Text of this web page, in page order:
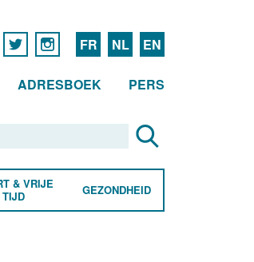
FR NL EN
ADRESBOEK PERS
& VRIJE
TIJD
GEZONDHEID